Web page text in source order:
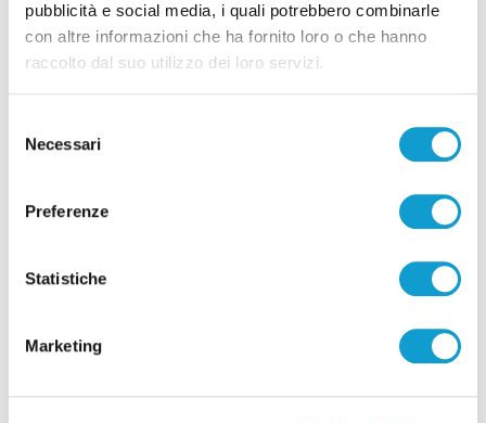
pubblicità e social media, i quali potrebbero combinarle
con altre informazioni che ha fornito loro o che hanno
raccolto dal suo utilizzo dei loro servizi.
delNecessari
Preferenze
Statistiche
Marketing
rubati, tre denunciati nel fermano